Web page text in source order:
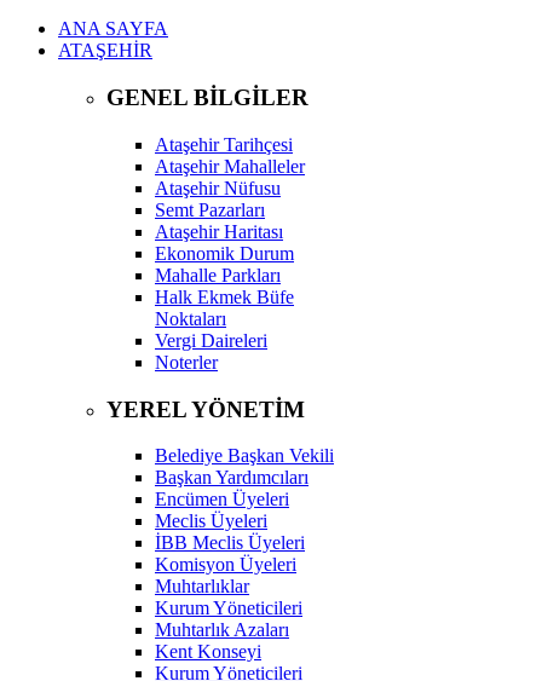
ANA SAYFA
ATAŞEHİR
GENEL BİLGİLER
Ataşehir Tarihçesi
Ataşehir Mahalleler
Ataşehir Nüfusu
Semt Pazarları
Ataşehir Haritası
Ekonomik Durum
Mahalle Parkları
Halk Ekmek Büfe
Noktaları
Vergi Daireleri
Noterler
YEREL YÖNETİM
Belediye Başkan Vekili
Başkan Yardımcıları
Encümen Üyeleri
Meclis Üyeleri
İBB Meclis Üyeleri
Komisyon Üyeleri
Muhtarlıklar
Kurum Yöneticileri
Muhtarlık Azaları
Kent Konseyi
Kurum Yöneticileri